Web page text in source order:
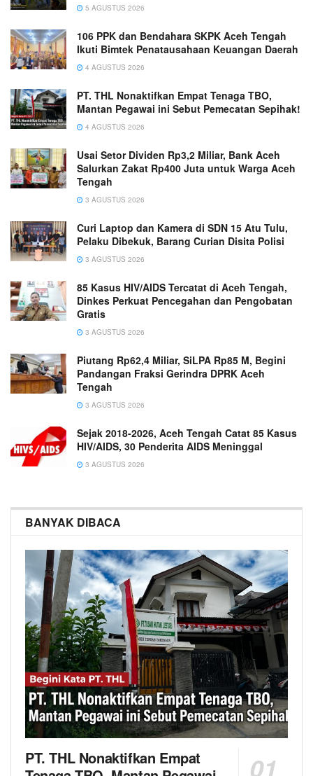
5 AGUSTUS 2026
106 PPK dan Bendahara SKPK Aceh Tengah
Ikuti Bimtek Penatausahaan Keuangan Daerah
4 AGUSTUS 2026
PT. THL Nonaktifkan Empat Tenaga TBO,
Mantan Pegawai ini Sebut Pemecatan Sepihak!
4 AGUSTUS 2026
Usai Setor Dividen Rp3,2 Miliar, Bank Aceh
Salurkan Zakat Rp400 Juta untuk Warga Aceh
Tengah
3 AGUSTUS 2026
Curi Laptop dan Kamera di SDN 15 Atu Tulu,
Pelaku Dibekuk, Barang Curian Disita Polisi
3 AGUSTUS 2026
85 Kasus HIV/AIDS Tercatat di Aceh Tengah,
Dinkes Perkuat Pencegahan dan Pengobatan
Gratis
3 AGUSTUS 2026
Piutang Rp62,4 Miliar, SiLPA Rp85 M, Begini
Pandangan Fraksi Gerindra DPRK Aceh
Tengah
3 AGUSTUS 2026
Sejak 2018-2026, Aceh Tengah Catat 85 Kasus
HIV/AIDS, 30 Penderita AIDS Meninggal
3 AGUSTUS 2026
BANYAK DIBACA
PT. THL Nonaktifkan Empat